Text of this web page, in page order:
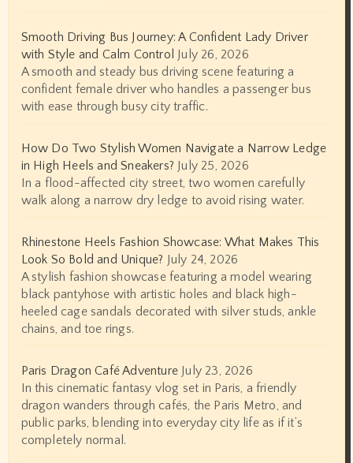
Smooth Driving Bus Journey: A Confident Lady Driver
with Style and Calm Control July 26, 2026
A smooth and steady bus driving scene featuring a
confident female driver who handles a passenger bus
with ease through busy city traffic.
How Do Two Stylish Women Navigate a Narrow Ledge
in High Heels and Sneakers? July 25, 2026
In a flood-affected city street, two women carefully
walk along a narrow dry ledge to avoid rising water.
Rhinestone Heels Fashion Showcase: What Makes This
Look So Bold and Unique? July 24, 2026
A stylish fashion showcase featuring a model wearing
black pantyhose with artistic holes and black high-
heeled cage sandals decorated with silver studs, ankle
chains, and toe rings.
Paris Dragon Café Adventure July 23, 2026
In this cinematic fantasy vlog set in Paris, a friendly
dragon wanders through cafés, the Paris Metro, and
public parks, blending into everyday city life as if it’s
completely normal.